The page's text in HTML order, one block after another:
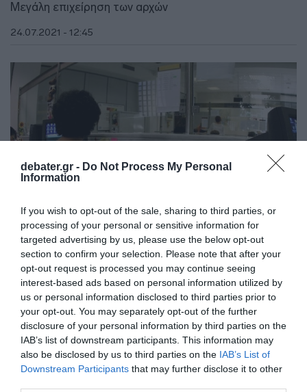
debater.gr - Do Not Process My Personal
Information
If you wish to opt-out of the sale, sharing to third parties, or
processing of your personal or sensitive information for
targeted advertising by us, please use the below opt-out
section to confirm your selection. Please note that after your
opt-out request is processed you may continue seeing
interest-based ads based on personal information utilized by
us or personal information disclosed to third parties prior to
your opt-out. You may separately opt-out of the further
disclosure of your personal information by third parties on the
IAB’s list of downstream participants. This information may
also be disclosed by us to third parties on the IAB’s List of
Downstream Participants that may further disclose it to other
Μεγάλη επιχείρηση των αρχών
24.07.2021 - 12:45
ΕΛΛΑΔΑ
“Μπούκαραν” σε δημόσια υπηρεσία χωρίς
μάσκα και το πλήρωσαν ακριβά
Χειροπέδες και πρόστιμα στους αρνητές
22.07.2021 - 10:38